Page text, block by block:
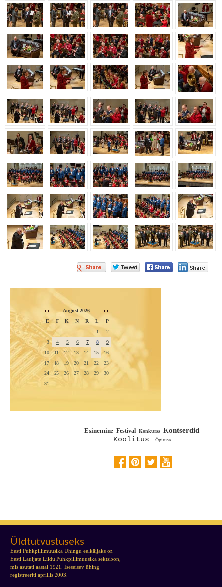
August 2026
E
T K N R L
P
1
2
3
4 5 6 7 8
9
10
11 12 13 14 15
16
17
18 19 20 21 22
23
24
25 26 27 28 29
30
31
Esinemine Festival Konkurss Kontserdid
Koolitus Õpituba
Üldtutvustuseks
Eesti Puhkpillimuusika Ühingu eelkäijaks on
Eesti Lauljate Liidu Puhkpillimuusika sektsioon,
mis asutati aastal 1921. Iseseisev ühing
registreeriti aprillis 2003.